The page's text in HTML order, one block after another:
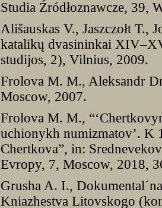
Studia Źródłoznawcze, 39,
Ališauskas V., Jaszczołt T.,
katalikų dvasininkai
studijos, 2), Vilnius, 2009.
Frolova M. M., Aleksandr
Moscow, 2007.
Frolova M. M.,
uchionykh numizmatov’. K
Chertkova”, in:
Evropy, 7, Moscow, 2018,
Grusha A. I.,
Kniazhestva Litovskogo